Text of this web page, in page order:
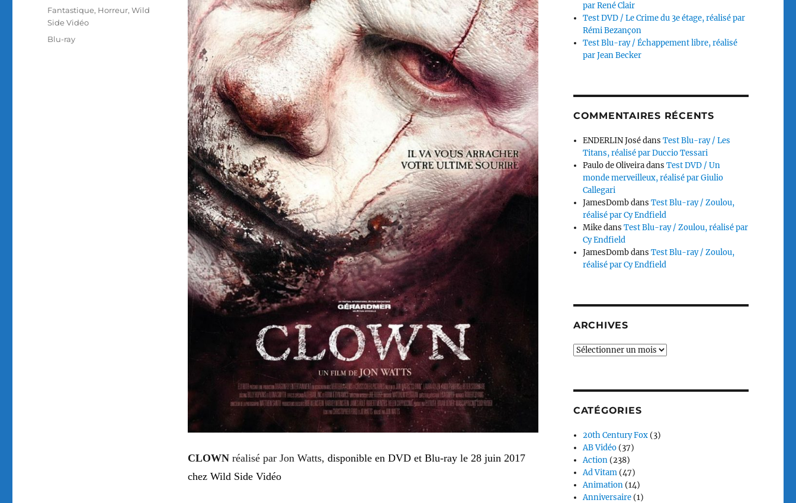
CLOWN réalisé par Jon Watts, disponible en DVD et Blu-rayle 28 juin 2017
chez Wild SideVidéo
Catégories
Fantastique, Horreur,Wild
Side Vidéo
Étiquettes
Blu-ray
par René Clair
Test DVD / Le Crime du 3e étage, réalisé par
Rémi Bezançon
Test Blu-ray / Échappement libre, réalisé
par Jean Becker
COMMENTAIRES RÉCENTS
ENDERLIN JosédansTest Blu-ray / Les
Titans, réalisé par Duccio Tessari
Paulo de OliveiradansTest DVD / Un
monde merveilleux, réalisé par Giulio
Callegari
JamesDombdansTest Blu-ray / Zoulou,
réalisé par Cy Endfield
MikedansTest Blu-ray / Zoulou, réalisé par
Cy Endfield
JamesDombdansTest Blu-ray / Zoulou,
réalisé par Cy Endfield
ARCHIVES
Archives
CATÉGORIES
20th Century Fox (3)
AB Vidéo (37)
Action (238)
Ad Vitam (47)
Animation (14)
Anniversaire (1)